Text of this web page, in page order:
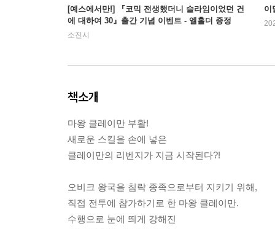
[예스에서만!] 『코믹 전생했더니 슬라임이었던 건
에 대하여 30』출간 기념 이벤트 - 엘홀더 증정
소진시
이
책소개
마왕 클레이만 부활!
새로운 스킬을 손에 넣은
클레이만의 리벤지가 지금 시작된다?!
오비크 왕국을 침략 종족으로부터 지키기 위해,
직접 전투에 참가하기로 한 마왕 클레이만.
수행으로 눈에 띄게 강해진